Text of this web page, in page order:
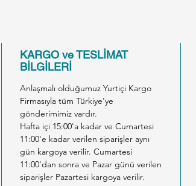
KARGO ve TESLİMAT
BİLGİLERİ
Anlaşmalı olduğumuz Yurtiçi Kargo
Firmasıyla tüm Türkiye'ye
gönderimimiz vardır.
Hafta içi 15:00'a kadar ve Cumartesi
11:00'e kadar verilen siparişler aynı
gün kargoya verilir. Cumartesi
11:00'dan sonra ve Pazar günü verilen
siparişler Pazartesi kargoya verilir.